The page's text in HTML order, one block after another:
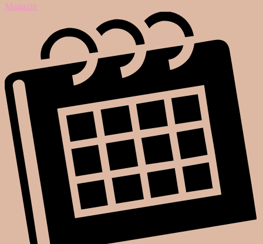
Magazin